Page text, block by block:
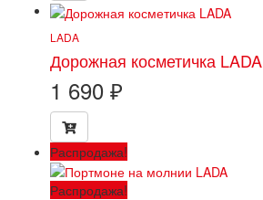
LADA
Дорожная косметичка LADA
1 690 ₽
Распродажа!
Распродажа!